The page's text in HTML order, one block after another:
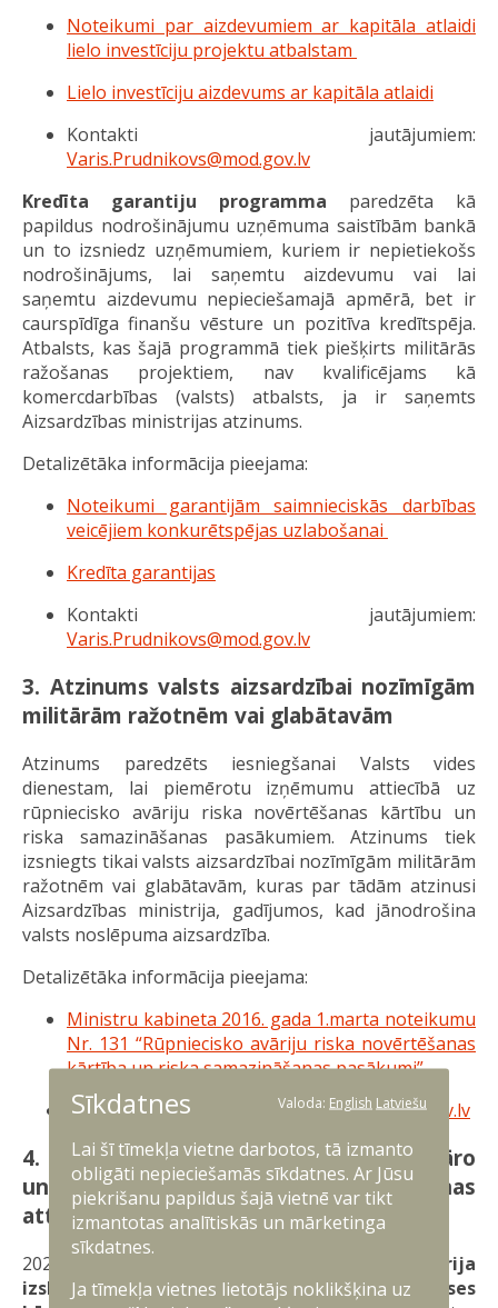
Noteikumi par aizdevumiem ar kapitāla atlaidi
lielo investīciju projektu atbalstam
Lielo investīciju aizdevums ar kapitāla atlaidi
Kontakti jautājumiem:
Varis.Prudnikovs@mod.gov.lv
Kredīta garantiju programma paredzēta kā
papildus nodrošinājumu uzņēmuma saistībām bankā
un to izsniedz uzņēmumiem, kuriem ir nepietiekošs
nodrošinājums, lai saņemtu aizdevumu vai lai
saņemtu aizdevumu nepieciešamajā apmērā, bet ir
caurspīdīga finanšu vēsture un pozitīva kredītspēja.
Atbalsts, kas šajā programmā tiek piešķirts militārās
ražošanas projektiem, nav kvalificējams kā
komercdarbības (valsts) atbalsts, ja ir saņemts
Aizsardzības ministrijas atzinums.
Detalizētāka informācija pieejama:
Noteikumi garantijām saimnieciskās darbības
veicējiem konkurētspējas uzlabošanai
Kredīta garantijas
Kontakti jautājumiem:
Varis.Prudnikovs@mod.gov.lv
3. Atzinums valsts aizsardzībai nozīmīgām
militārām ražotnēm vai glabātavām
Atzinums paredzēts iesniegšanai Valsts vides
dienestam, lai piemērotu izņēmumu attiecībā uz
rūpniecisko avāriju riska novērtēšanas kārtību un
riska samazināšanas pasākumiem. Atzinums tiek
izsniegts tikai valsts aizsardzībai nozīmīgām militārām
ražotnēm vai glabātavām, kuras par tādām atzinusi
Aizsardzības ministrija, gadījumos, kad jānodrošina
valsts noslēpuma aizsardzība.
Detalizētāka informācija pieejama:
Ministru kabineta 2016. gada 1.marta noteikumu
Nr. 131 “Rūpniecisko avāriju riska novērtēšanas
kārtība un riska samazināšanas pasākumi”
Kontakti jautājumiem:
Maris.Ozolins@mod.gov.lv
4. Atbalsts investīciju projektiem militāro
un divējāda lietojuma produktu ražošanas
attīstībai
2026. gada 3. augustā
Ekonomikas ministrija
izsludināja atklātu projektu iesniegumu atlases
Sīkdatnes Valoda: English Latviešu
Lai šī tīmekļa vietne darbotos, tā izmanto
obligāti nepieciešamās sīkdatnes. Ar Jūsu
piekrišanu papildus šajā vietnē var tikt
izmantotas analītiskās un mārketinga
sīkdatnes.
Ja tīmekļa vietnes lietotājs noklikšķina uz